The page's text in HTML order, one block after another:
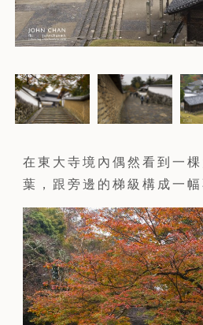
在東大寺境內偶然看到一
葉，跟旁邊的梯級構成一幅